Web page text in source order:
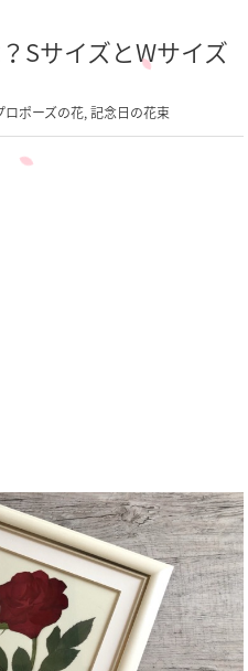
SサイズとWサイズ
ロポーズの花,記念日の花束